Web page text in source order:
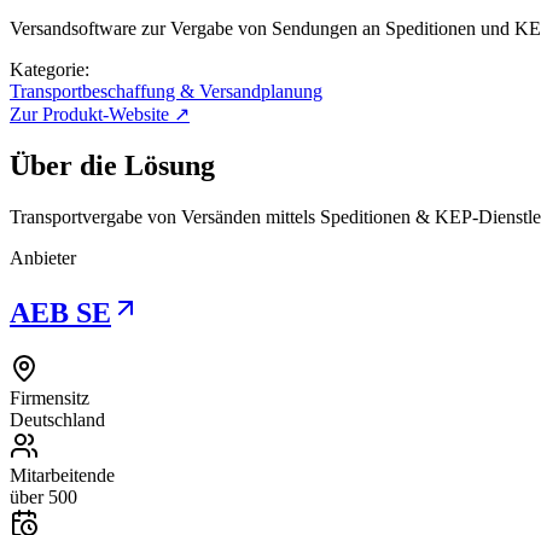
Versandsoftware zur Vergabe von Sendungen an Speditionen und
Kategorie:
Transportbeschaffung & Versandplanung
Zur Produkt-Website ↗
Über die Lösung
Transportvergabe von Versänden mittels Speditionen & KEP-
Anbieter
AEB SE
Firmensitz
Deutschland
Mitarbeitende
über 500